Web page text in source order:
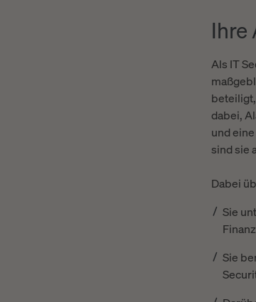
Ihre
Als IT
dabei,
und
sind sie
Dabei
Sie
Sie